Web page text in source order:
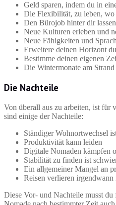
Geld sparen, indem du in
Die Flexibilität, zu leben,
Den Bürojob hinter dir lassen
Neue Kulturen erleben und
Neue Fähigkeiten und
Erweitere deinen Horizont
Bestimme deinen eigenen
Die Wintermonate am
Die Nachteile
Von überall aus zu arbeiten, ist für
sind einige der Nachteile:
Ständiger Wohnortwechsel
Produktivität kann leiden
Digitale Nomaden kämpfen
Stabilität zu finden ist
Ein allgemeiner Mangel an
Reisen verlieren
Diese Vor- und Nachteile musst